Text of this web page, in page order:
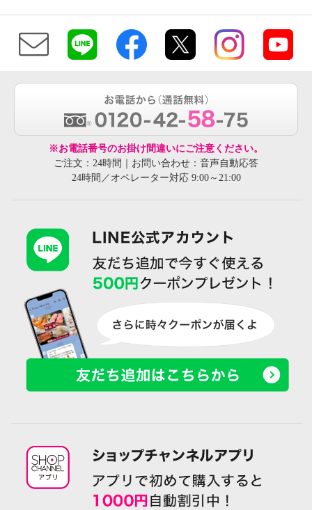
※お電話番号のお掛け間違いにご注意ください。
ご注文：24時間｜お問い合わせ：音声自動応答
24時間／オペレーター対応 9:00～21:00